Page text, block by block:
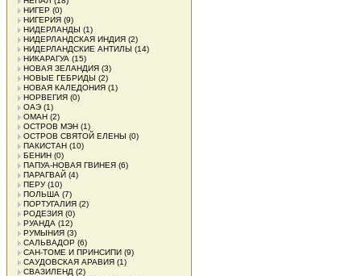
НИГЕР (0)
НИГЕРИЯ (9)
НИДЕРЛАНДЫ (1)
НИДЕРЛАНДСКАЯ ИНДИЯ (2)
НИДЕРЛАНДСКИЕ АНТИЛЫ (14)
НИКАРАГУА (15)
НОВАЯ ЗЕЛАНДИЯ (3)
НОВЫЕ ГЕБРИДЫ (2)
НОВАЯ КАЛЕДОНИЯ (1)
НОРВЕГИЯ (0)
ОАЭ (1)
ОМАН (2)
ОСТРОВ МЭН (1)
ОСТРОВ СВЯТОЙ ЕЛЕНЫ (0)
ПАКИСТАН (10)
БЕНИН (0)
ПАПУА-НОВАЯ ГВИНЕЯ (6)
ПАРАГВАЙ (4)
ПЕРУ(10)
ПОЛЬША (7)
ПОРТУГАЛИЯ (2)
РОДЕЗИЯ (0)
РУАНДА (12)
РУМЫНИЯ (3)
САЛЬВАДОР (6)
САН-ТОМЕ И ПРИНСИПИ (9)
САУДОВСКАЯ АРАВИЯ (1)
СВАЗИЛЕНД (2)